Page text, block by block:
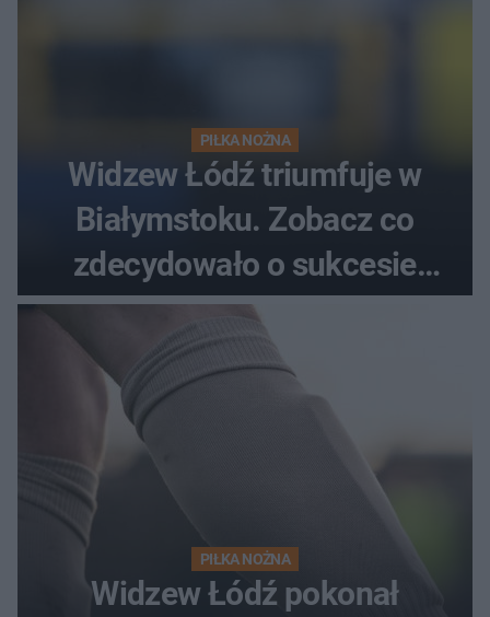
PIŁKA NOŻNA
Widzew Łódź triumfuje w
Białymstoku. Zobacz co
zdecydowało o sukcesie
gości
PIŁKA NOŻNA
Widzew Łódź pokonał